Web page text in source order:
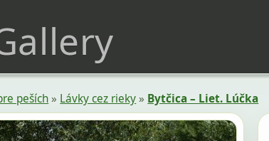
peších» Lávky cez rieky» Bytčica – Liet. Lúčka